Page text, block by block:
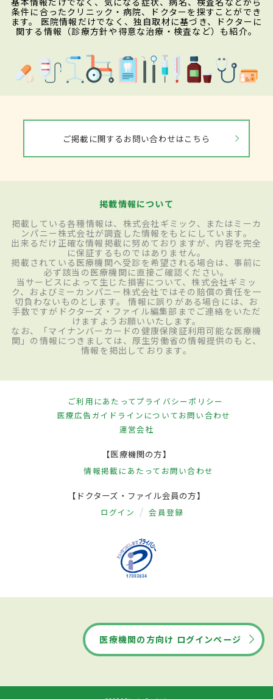
条件に合ったクリニック・病院、ドクターを探すことができ
ます。 医院情報だけでなく、独自取材に基づき、ドクターに
関する情報（診療方針や得意な治療・検査など）も紹介。
ご掲載に関するお問い合わせはこちら
掲載情報について
掲載している各種情報は、株式会社ギミック、またはミーカ
ンパニー株式会社が調査した情報をもとにしています。
出来るだけ正確な情報掲載に努めておりますが、内容を完全
に保証するものではありません。
掲載されている医療機関へ受診を希望される場合は、事前に
必ず該当の医療機関に直接ご確認ください。
当サービスによって生じた損害について、株式会社ギミッ
ク、およびミーカンパニー株式会社ではその賠償の責任を一
切負わないものとします。 情報に誤りがある場合には、お
手数ですがドクターズ・ファイル編集部までご連絡をいただ
けますようお願いいたします。
なお、「マイナンバーカードの健康保険証利用可能な医療機
関」の情報につきましては、厚生労働省の情報提供のもと、
情報を掲出しております。
ご利用にあたってプライバシーポリシー
医療広告ガイドラインについてお問い合わせ
運営会社
【医療機関の方】
情報掲載にあたって お問い合わせ
【ドクターズ・ファイル会員の方】
ログイン 会員登録
医療機関の方向け ログインページ